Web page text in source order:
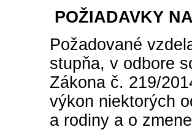
POŽIADAVKY
Požadované
stupňa, v odbore
Zákona č. 219/
výkon niektorých
a rodiny a o